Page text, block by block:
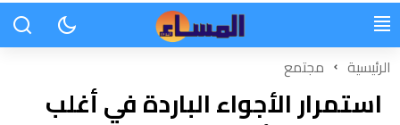
الرئيسية مجتمع
استمرار الأجواء الباردة في أغلب